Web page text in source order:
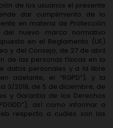
de los usuarios el presente
dar cumplimiento de lo
en materia de Protección
nuevo marco normativo
en el Reglamento (UE)
y del Consejo, de 27 de abril
de las personas físicas en lo
datos personales y a la libre
adelante, el “RGPD”), y la
3/2018, de 5 de diciembre, de
y Garantía de los Derechos
así como informar a
respecto a cuáles son las